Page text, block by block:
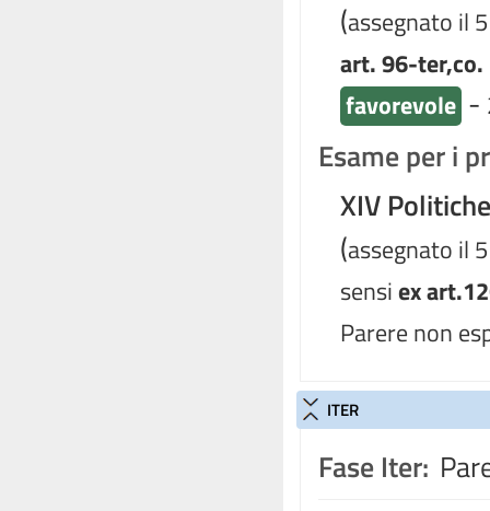
(assegnato il
art. 96-ter,co.
favorevole -
Esame per i
XIV
(assegnato il
sensiex
Parere non
ITER
Fase Iter: